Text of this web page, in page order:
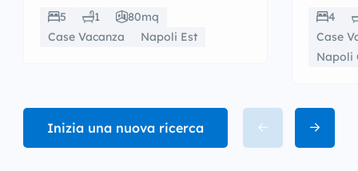
5 1
80mq
Case Vacanza
Napoli Est
4
Case
Napoli
Inizia una nuova ricerca